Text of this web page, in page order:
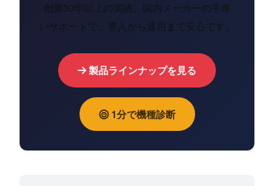
創業30年以上の実績。国内メーカーの手厚
いサポートで、導入から運用まで安心です。
製品ラインナップを見る
1分で機種診断